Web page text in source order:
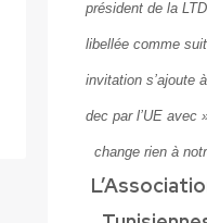
président de la
libellée comme
invitation s’ajoute
dec par l’UE
change rien à